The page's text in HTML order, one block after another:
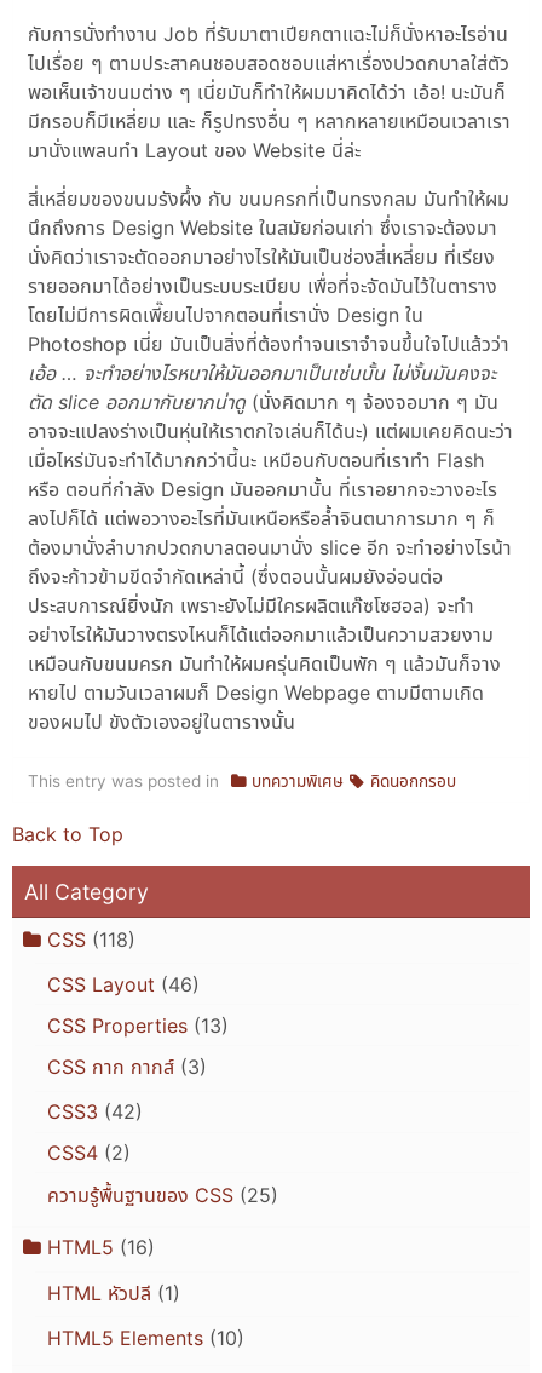
กับการนั่งทำงาน Job ที่รับมาตาเปียกตาแฉะไม่ก็นั่งหาอะไรอ่าน
ไปเรื่อย ๆ ตามประสาคนชอบสอดชอบแส่หาเรื่องปวดกบาลใส่ตัว
พอเห็นเจ้าขนมต่าง ๆ เนี่ยมันก็ทำให้ผมมาคิดได้ว่า เอ้อ! นะมันก็
มีกรอบก็มีเหลี่ยม และ ก็รูปทรงอื่น ๆ หลากหลายเหมือนเวลาเรา
มานั่งแพลนทำ Layout ของ Website นี่ล่ะ
สี่เหลี่ยมของขนมรังผึ้ง กับ ขนมครกที่เป็นทรงกลม มันทำให้ผม
นึกถึงการ Design Website ในสมัยก่อนเก่า ซึ่งเราจะต้องมา
นั่งคิดว่าเราจะตัดออกมาอย่างไรให้มันเป็นช่องสี่เหลี่ยม ที่เรียง
รายออกมาได้อย่างเป็นระบบระเบียบ เพื่อที่จะจัดมันไว้ในตาราง
โดยไม่มีการผิดเพี๊ยนไปจากตอนที่เรานั่ง Design ใน
Photoshop เนี่ย มันเป็นสิ่งที่ต้องทำจนเราจำจนขึ้นใจไปแล้วว่า
เอ้อ … จะทำอย่างไรหนาให้มันออกมาเป็นเช่นนั้น ไม่งั้นมันคงจะ
ตัด slice ออกมากันยากน่าดู (นั่งคิดมาก ๆ จ้องจอมาก ๆ มัน
อาจจะแปลงร่างเป็นหุ่นให้เราตกใจเล่นก็ได้นะ) แต่ผมเคยคิดนะว่า
เมื่อไหร่มันจะทำได้มากกว่านี้นะ เหมือนกับตอนที่เราทำ Flash
หรือ ตอนที่กำลัง Design มันออกมานั้น ที่เราอยากจะวางอะไร
ลงไปก็ได้ แต่พอวางอะไรที่มันเหนือหรือล้ำจินตนาการมาก ๆ ก็
ต้องมานั่งลำบากปวดกบาลตอนมานั่ง slice อีก จะทำอย่างไรน้า
ถึงจะก้าวข้ามขีดจำกัดเหล่านี้ (ซึ่งตอนนั้นผมยังอ่อนต่อ
ประสบการณ์ยิ่งนัก เพราะยังไม่มีใครผลิตแก๊ซโซฮอล) จะทำ
อย่างไรให้มันวางตรงไหนก็ได้แต่ออกมาแล้วเป็นความสวยงาม
เหมือนกับขนมครก มันทำให้ผมครุ่นคิดเป็นพัก ๆ แล้วมันก็จาง
หายไป ตามวันเวลาผมก็ Design Webpage ตามมีตามเกิด
ของผมไป ขังตัวเองอยู่ในตารางนั้น
This entry was posted in บทความพิเศษ คิดนอกกรอบ
Back to Top
All Category
CSS(118)
CSS Layout (46)
CSS Properties(13)
CSS กาก กากส์(3)
CSS3 (42)
CSS4(2)
ความรู้พื้นฐานของ CSS(25)
HTML5 (16)
HTML หัวปลี (1)
HTML5 Elements(10)